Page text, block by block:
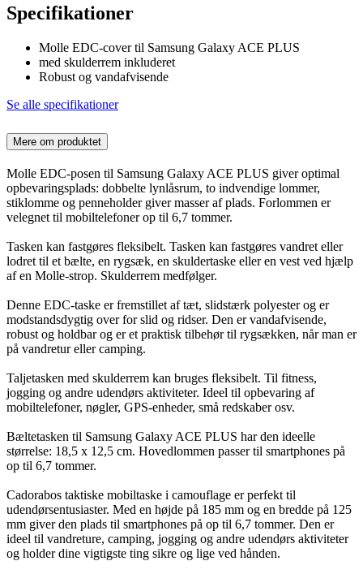
Specifikationer
Molle EDC-cover til Samsung Galaxy ACE PLUS
med skulderrem inkluderet
Robust og vandafvisende
Se alle specifikationer
Mere om produktet
Molle EDC-posen til Samsung Galaxy ACE PLUS giver optimal
opbevaringsplads: dobbelte lynlåsrum, to indvendige lommer,
stiklomme og penneholder giver masser af plads. Forlommen er
velegnet til mobiltelefoner op til 6,7 tommer.
Tasken kan fastgøres fleksibelt. Tasken kan fastgøres vandret eller
lodret til et bælte, en rygsæk, en skuldertaske eller en vest ved hjælp
af en Molle-strop. Skulderrem medfølger.
Denne EDC-taske er fremstillet af tæt, slidstærk polyester og er
modstandsdygtig over for slid og ridser. Den er vandafvisende,
robust og holdbar og er et praktisk tilbehør til rygsækken, når man er
på vandretur eller camping.
Taljetasken med skulderrem kan bruges fleksibelt. Til fitness,
jogging og andre udendørs aktiviteter. Ideel til opbevaring af
mobiltelefoner, nøgler, GPS-enheder, små redskaber osv.
Bæltetasken til Samsung Galaxy ACE PLUS har den ideelle
størrelse: 18,5 x 12,5 cm. Hovedlommen passer til smartphones på
op til 6,7 tommer.
Cadorabos taktiske mobiltaske i camouflage er perfekt til
udendørsentusiaster. Med en højde på 185 mm og en bredde på 125
mm giver den plads til smartphones på op til 6,7 tommer. Den er
ideel til vandreture, camping, jogging og andre udendørs aktiviteter
og holder dine vigtigste ting sikre og lige ved hånden.